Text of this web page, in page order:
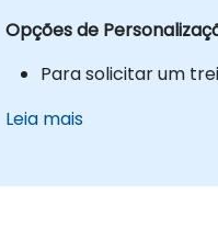
Opções de
Para solicitar um
Leia mais